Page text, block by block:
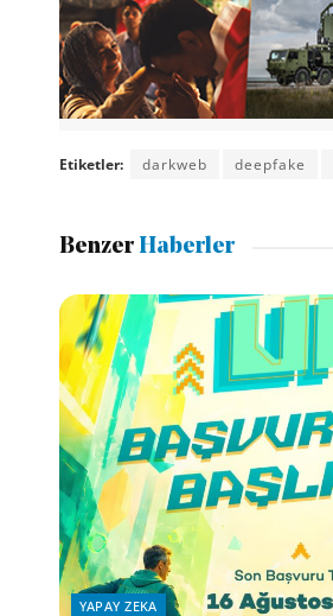
Etiketler: darkweb deepfake
BenzerHaberler
YAPAY ZEKA